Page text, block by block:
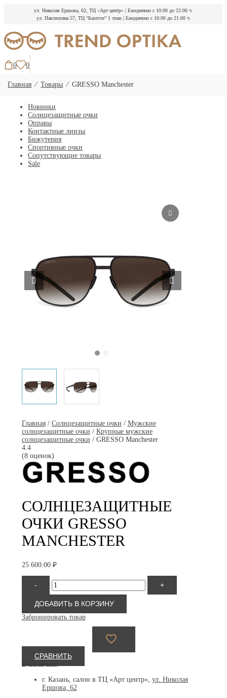
ул. Николая Ершова, 62, ТЦ «Арт центр» | Ежедневно с 10:00 до 22:00 ч.
ул. Павлюхина 57, ТЦ “Бахетле” 1 этаж | Ежедневно с 10:00 до 21:00 ч.
к
содержимому
0 0
Главная ⁄Товары ⁄GRESSO Manchester
Новинки
Солнцезащитные очки
Оправы
Контактные линзы
Бижутерия
Спортивные очки
Сопутствующие товары
Sale
Главная/ Солнцезащитные очки / Мужские
солнцезащитные очки / Крупные мужские
солнцезащитные очки / GRESSO Manchester
4.4
(8 оценок)
СОЛНЦЕЗАЩИТНЫЕ
ОЧКИ GRESSO
MANCHESTER
25 600.00 ₽
-
Количество
товара
GRESSO
Manchester
+
ДОБАВИТЬ В КОРЗИНУ
Забронировать товар
СРАВНИТЬ
В наличии:
г. Казань, салон в ТЦ «Арт центр», ул. Николая
Ершова, 62